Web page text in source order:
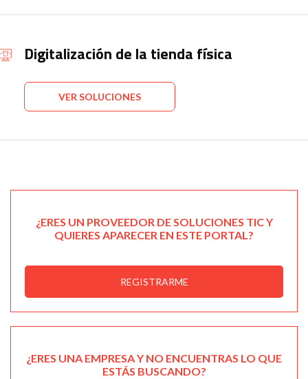
Digitalización de la tienda física
VER SOLUCIONES
¿ERES UN PROVEEDOR DE SOLUCIONES TIC Y
QUIERES APARECER EN ESTE PORTAL?
REGISTRARME
¿ERES UNA EMPRESA Y NO ENCUENTRAS LO QUE
ESTÁS BUSCANDO?